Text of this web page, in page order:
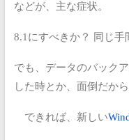
などが、主な症状。
8.1にすべきか？ 同じ手
でも、データのバックア
した時とか、面倒だから
できれば、新しい